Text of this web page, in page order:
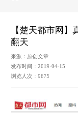
【楚天都市网
翻天
来源：原创文章
发布时间：2019-04-15
浏览人次：9675